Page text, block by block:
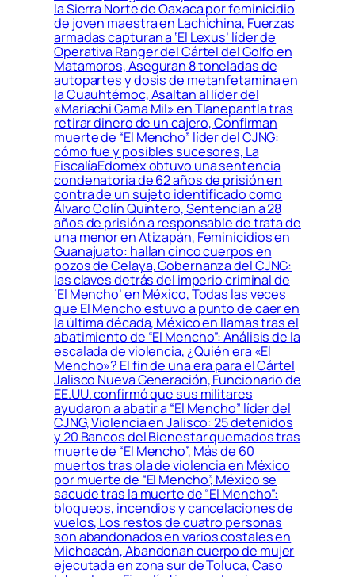
la Sierra Norte de Oaxaca por feminicidio
de joven maestra en Lachichina, Fuerzas
armadas capturan a ‘El Lexus’ líder de
Operativa Ranger del Cártel del Golfo en
Matamoros, Aseguran 8 toneladas de
autopartes y dosis de metanfetamina en
la Cuauhtémoc, Asaltan al líder del
«Mariachi Gama Mil» en Tlanepantla tras
retirar dinero de un cajero, Confirman
muerte de “El Mencho” líder del CJNG:
cómo fue y posibles sucesores, La
FiscalíaEdoméx obtuvo una sentencia
condenatoria de 62 años de prisión en
contra de un sujeto identificado como
Álvaro Colín Quintero, Sentencian a 28
años de prisión a responsable de trata de
una menor en Atizapán, Feminicidios en
Guanajuato: hallan cinco cuerpos en
pozos de Celaya, Gobernanza del CJNG:
las claves detrás del imperio criminal de
‘El Mencho’ en México, Todas las veces
que El Mencho estuvo a punto de caer en
la última década, México en llamas tras el
abatimiento de “El Mencho”: Análisis de la
escalada de violencia, ¿Quién era «El
Mencho»? El fin de una era para el Cártel
Jalisco Nueva Generación, Funcionario de
EE.UU. confirmó que sus militares
ayudaron a abatir a “El Mencho” líder del
CJNG, Violencia en Jalisco: 25 detenidos
y 20 Bancos del Bienestar quemados tras
muerte de “El Mencho”, Más de 60
muertos tras ola de violencia en México
por muerte de “El Mencho”, México se
sacude tras la muerte de “El Mencho”:
bloqueos, incendios y cancelaciones de
vuelos, Los restos de cuatro personas
son abandonados en varios costales en
Michoacán, Abandonan cuerpo de mujer
ejecutada en zona sur de Toluca, Caso